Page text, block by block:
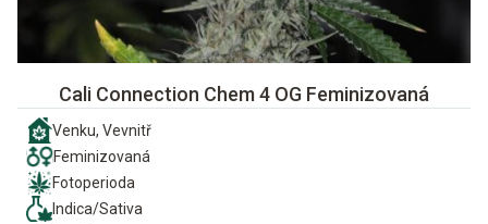
Cali Connection Chem 4 OG Feminizovaná
Venku, Vevnitř
Feminizovaná
Fotoperioda
Indica/Sativa